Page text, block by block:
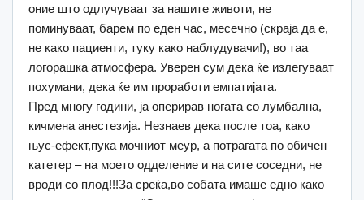
оние што одлучуваат за нашите животи, не
поминуваат, барем по еден час, месечно (скраја да е,
не како пациенти, туку како наблудувачи!), во таа
логорашка атмосфера. Уверен сум дека ќе излегуваат
похумани, дека ќе им проработи емпатијата.
Пред многу години, ја оперирав ногата со лумбална,
кичмена анестезија. Незнаев дека после тоа, како
њус-ефект,пука мочниот меур, а потрагата по обичен
катетер – на моето одделение и на сите соседни, не
вроди со плод!!!За среќа,во собата имаше едно како